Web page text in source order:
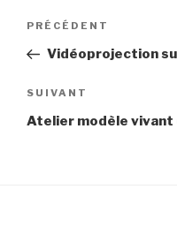
Navigation
l’article
Article
précédent
PRÉCÉDENT
Vidéoprojection
Article
suivant
SUIVANT
Atelier modèle vivant